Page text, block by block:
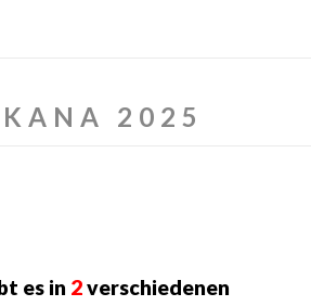
2025
es in 2verschiedenen